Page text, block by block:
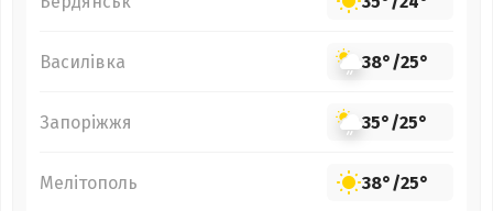
Василівка 38°/25°
Запоріжжя 35°/25°
Мелітополь 38°/25°